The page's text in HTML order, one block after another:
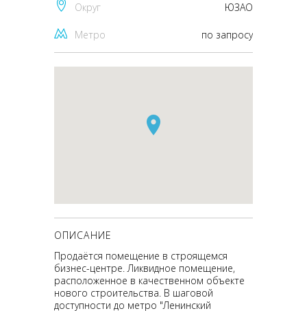
Округ ЮЗАО
Метро по запросу
ОПИСАНИЕ
Продаётся помещение в строящемся
бизнес-центре. Ликвидное помещение,
расположенное в качественном объекте
нового строительства. В шаговой
доступности до метро "Ленинский